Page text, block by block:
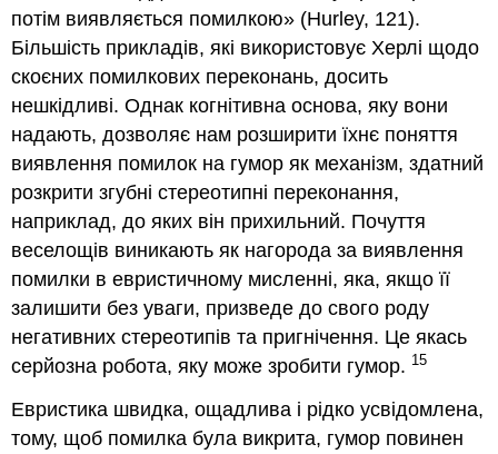
потім виявляється помилкою» (Hurley, 121).
Більшість прикладів, які використовує Херлі щодо
скоєних помилкових переконань, досить
нешкідливі. Однак когнітивна основа, яку вони
надають, дозволяє нам розширити їхнє поняття
виявлення помилок на гумор як механізм, здатний
розкрити згубні стереотипні переконання,
наприклад, до яких він прихильний. Почуття
веселощів виникають як нагорода за виявлення
помилки в евристичному мисленні, яка, якщо її
залишити без уваги, призведе до свого роду
негативних стереотипів та пригнічення. Це якась
серйозна робота, яку може зробити гумор. 15
Евристика швидка, ощадлива і рідко усвідомлена,
тому, щоб помилка була викрита, гумор повинен